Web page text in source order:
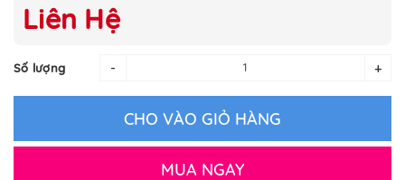
Liên Hệ
Số lượng - +
CHO VÀO GIỎ HÀNG
MUA NGAY